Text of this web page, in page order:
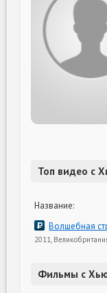
Топ видео с
Название:
Волшебная
2011,
Фильмы с